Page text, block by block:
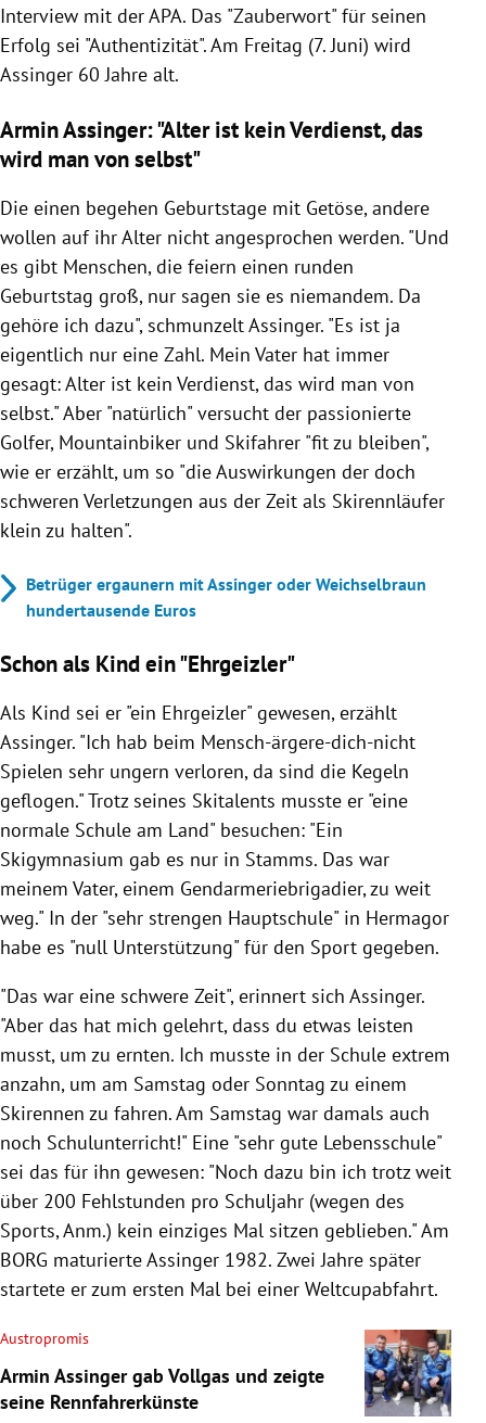
Interview mit der APA. Das "Zauberwort" für seinen
Erfolg sei "Authentizität". Am Freitag (7. Juni) wird
Assinger 60 Jahre alt.
Armin Assinger: "Alter ist kein Verdienst, das
wird man von selbst"
Die einen begehen Geburtstage mit Getöse, andere
wollen auf ihr Alter nicht angesprochen werden. "Und
es gibt Menschen, die feiern einen runden
Geburtstag groß, nur sagen sie es niemandem. Da
gehöre ich dazu", schmunzelt Assinger. "Es ist ja
eigentlich nur eine Zahl. Mein Vater hat immer
gesagt: Alter ist kein Verdienst, das wird man von
selbst." Aber "natürlich" versucht der passionierte
Golfer, Mountainbiker und Skifahrer "fit zu bleiben",
wie er erzählt, um so "die Auswirkungen der doch
schweren Verletzungen aus der Zeit als Skirennläufer
klein zu halten".
Betrüger ergaunern mit Assinger oder Weichselbraun
hundertausende Euros
Schon als Kind ein "Ehrgeizler"
Als Kind sei er "ein Ehrgeizler" gewesen, erzählt
Assinger. "Ich hab beim Mensch-ärgere-dich-nicht
Spielen sehr ungern verloren, da sind die Kegeln
geflogen." Trotz seines Skitalents musste er "eine
normale Schule am Land" besuchen: "Ein
Skigymnasium gab es nur in Stamms. Das war
meinem Vater, einem Gendarmeriebrigadier, zu weit
weg." In der "sehr strengen Hauptschule" in Hermagor
habe es "null Unterstützung" für den Sport gegeben.
"Das war eine schwere Zeit", erinnert sich Assinger.
"Aber das hat mich gelehrt, dass du etwas leisten
musst, um zu ernten. Ich musste in der Schule extrem
anzahn, um am Samstag oder Sonntag zu einem
Skirennen zu fahren. Am Samstag war damals auch
noch Schulunterricht!" Eine "sehr gute Lebensschule"
sei das für ihn gewesen: "Noch dazu bin ich trotz weit
über 200 Fehlstunden pro Schuljahr (wegen des
Sports, Anm.) kein einziges Mal sitzen geblieben." Am
BORG maturierte Assinger 1982. Zwei Jahre später
startete er zum ersten Mal bei einer Weltcupabfahrt.
Austropromis
Armin Assinger gab Vollgas und zeigte
seine Rennfahrerkünste